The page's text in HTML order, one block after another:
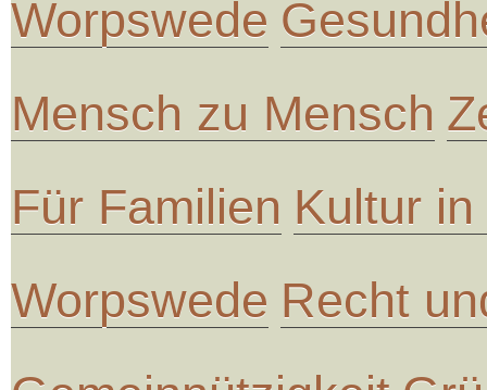
Worpswede
Mensch zu Mensch
Für Familien Kultur
Worpswede Recht